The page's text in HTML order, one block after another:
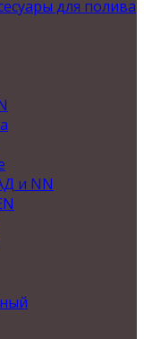
для полива
и NN